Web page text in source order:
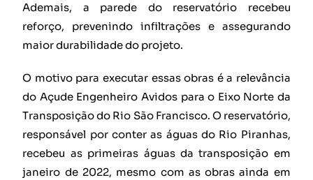
Ademais, a parede do reservatório recebeu
reforço, prevenindo infiltrações e assegurando
maior durabilidade do projeto.
O motivo para executar essas obras é a relevância
do Açude Engenheiro Avidos para o Eixo Norte da
Transposição do Rio São Francisco. O reservatório,
responsável por conter as águas do Rio Piranhas,
recebeu as primeiras águas da transposição em
janeiro de 2022, mesmo com as obras ainda em